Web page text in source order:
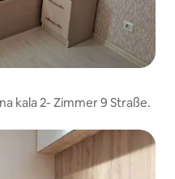
kala 2- Zimmer 9 Straße.